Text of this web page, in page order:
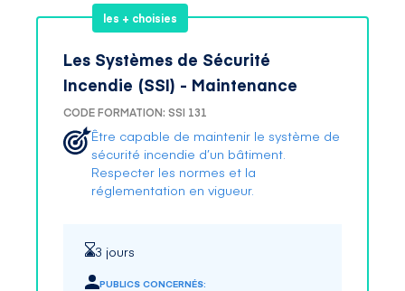
les + choisies
Les Systèmes de Sécurité
Incendie (SSI) - Maintenance
CODE FORMATION: SSI 131
Être capable de maintenir le système de
sécurité incendie d’un bâtiment.
Respecter les normes et la
réglementation en vigueur.
3 jours
PUBLICS CONCERNÉS: